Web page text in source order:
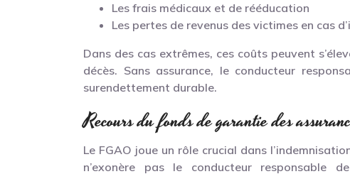
Les frais médicaux et de rééducation
Les pertes de revenus des victimes en cas
Dans des cas extrêmes, ces coûts peuvent
décès. Sans assurance, le conducteur
surendettement durable.
Recours du fonds de garantie des
Le FGAO joue un rôle crucial dans
n’exonère pas le conducteur responsable